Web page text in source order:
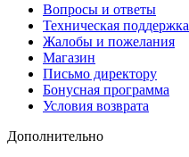
Вопросы и ответы
Техническая поддержка
Жалобы и пожелания
Магазин
Письмо директору
Бонусная программа
Условия возврата
Дополнительно